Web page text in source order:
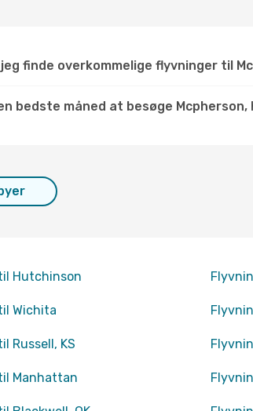
finde overkommelige flyvninger til
bedste måned at besøge Mcpherson,
Hutchinson
Wichita
Russell, KS
Manhattan